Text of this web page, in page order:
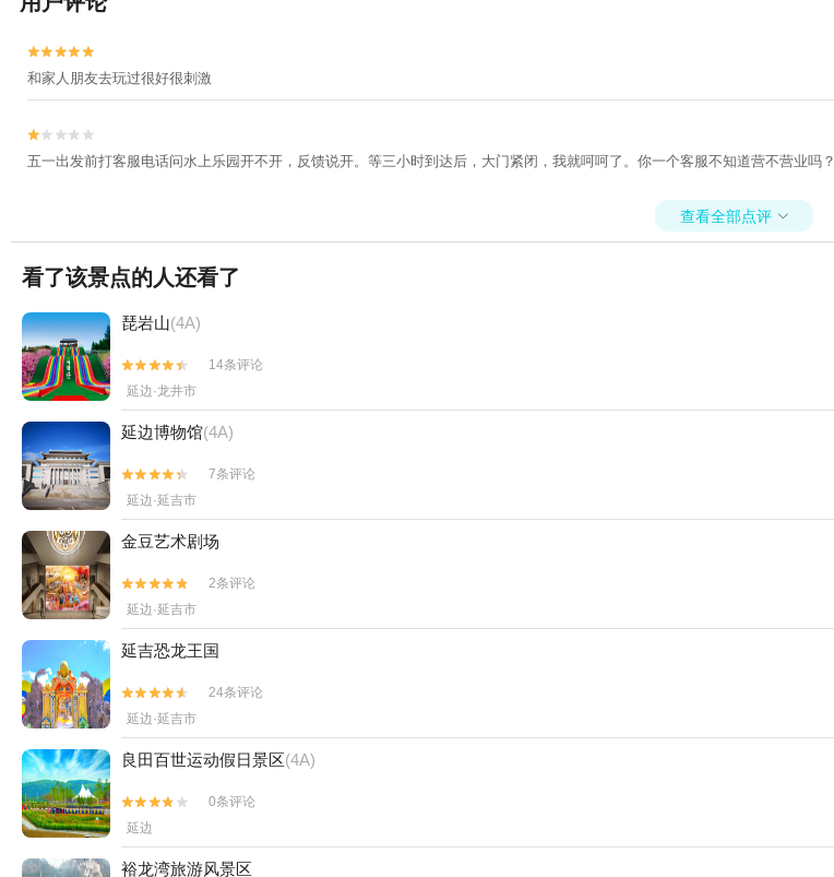


和家人朋友去玩过很好很刺激


五一出发前打客服电话问水上乐园开不开，反馈说开。等三小时到达后，大门紧闭，我就呵呵了。你一个客服不知道营不营业吗？
查看全部点评 
看了该景点的人还看了
琵岩山(4A)


14条评论
延边·龙井市
延边博物馆(4A)


7条评论
延边·延吉市
金豆艺术剧场


2条评论
延边·延吉市
延吉恐龙王国


24条评论
延边·延吉市
良田百世运动假日景区(4A)


0条评论
延边
裕龙湾旅游风景区